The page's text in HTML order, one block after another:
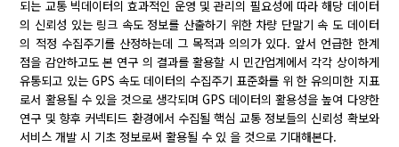
되는 교통 빅데이터의 효과적인 운영 및 관리의 필요성에 따라 해당 데이터
의 신뢰성 있는 링크 속도 정보를 산출하기 위한 차량 단말기 속 도 데이터
의 적정 수집주기를 산정하는데 그 목적과 의의가 있다. 앞서 언급한 한계
점을 감안하고도 본 연구 의 결과를 활용할 시 민간업계에서 각각 상이하게
유통되고 있는 GPS 속도 데이터의 수집주기 표준화를 위 한 유의미한 지표
로서 활용될 수 있을 것으로 생각되며 GPS 데이터의 활용성을 높여 다양한
연구 및 향후 커넥티드 환경에서 수집될 핵심 교통 정보들의 신뢰성 확보와
서비스 개발 시 기초 정보로써 활용될 수 있 을 것으로 기대해본다.